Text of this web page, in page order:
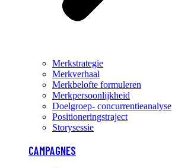
Merkstrategie
Merkverhaal
Merkbelofte formuleren
Merkpersoonlijkheid
Doelgroep- concurrentieanalyse
Positioneringstraject
Storysessie
CAMPAGNES